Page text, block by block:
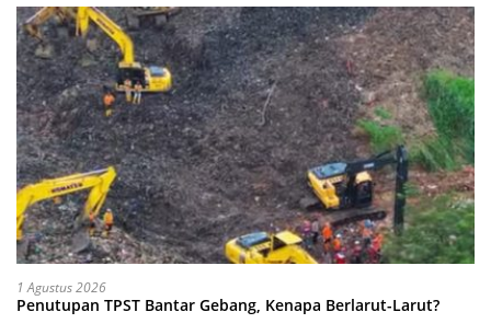
1 Agustus 2026
Penutupan TPST Bantar Gebang, Kenapa Berlarut-Larut?